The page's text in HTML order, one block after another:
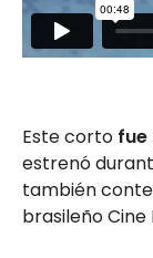
Este corto fue
estrenó
también
brasileño Cine